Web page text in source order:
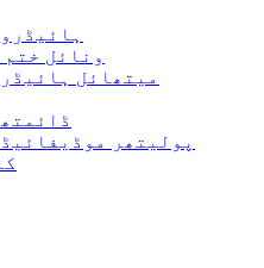
ونائل
میتھائل
پولیتھر